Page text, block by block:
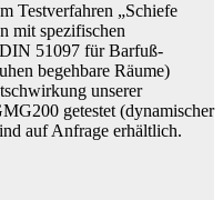
Testverfahren „Schiefe
mit spezifischen
51097 für Barfuß-
begehbare Räume)
unserer
getestet (dynamischer
auf Anfrage erhältlich.